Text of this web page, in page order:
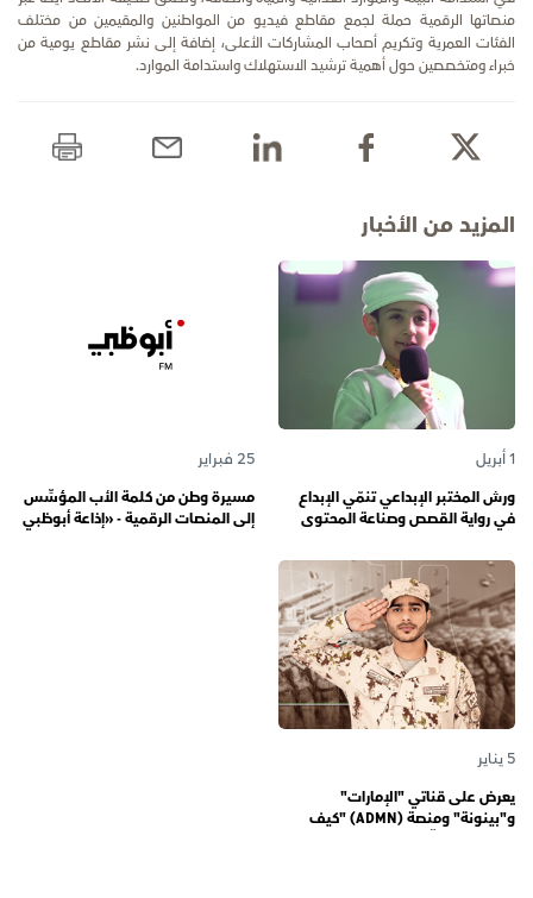
منصاتها الرقمية حملة لجمع مقاطع فيديو من المواطنين والمقيمين من مختلف
الفئات العمرية وتكريم أصحاب المشاركات الأعلى، إضافة إلى نشر مقاطع يومية من
خبراء ومتخصصين حول أهمية ترشيد الاستهلاك واستدامة الموارد.
المزيد من الأخبار
1 أبريل
ورش المختبر الإبداعي تنمّي الإبداع
في رواية القصص وصناعة المحتوى
الصغار
25 فبراير
مسيرة وطن من كلمة الأب المؤسِّس
إلى المنصات الرقمية - «إذاعة أبوظبي
5 يناير
يعرض على قناتي "الإمارات"
و"بينونة" ومنصة (ADMN) "كيف